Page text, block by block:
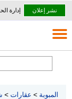
نشر إعلان إدارة
المبوبة > عقارات >